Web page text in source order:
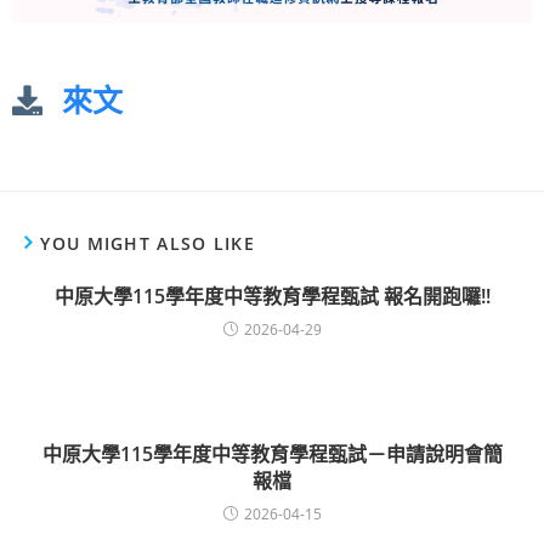
來文
YOU MIGHT ALSO LIKE
中原大學115學年度中等教育學程甄試 報名開跑囉!!
2026-04-29
中原大學115學年度中等教育學程甄試－申請說明會簡
報檔
2026-04-15